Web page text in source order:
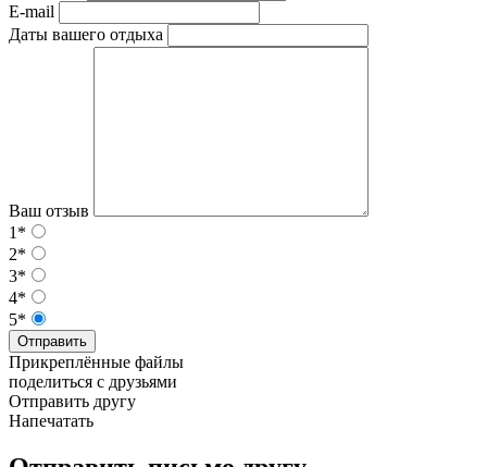
E-mail
Даты вашего отдыха
Ваш отзыв
1*
2*
3*
4*
5*
Отправить
Прикреплённые файлы
поделиться с друзьями
Отправить другу
Напечатать